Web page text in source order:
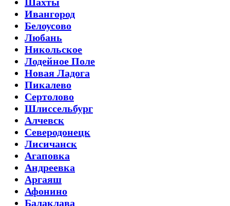
Шахты
Ивангород
Белоусово
Любань
Никольское
Лодейное Поле
Новая Ладога
Пикалево
Сертолово
Шлиссельбург
Алчевск
Северодонецк
Лисичанск
Агаповка
Андреевка
Аргаяш
Афонино
Балаклава